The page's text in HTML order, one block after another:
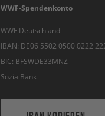
WWF-Spendenkonto
WWF Deutschland
IBAN: DE06 5502 0500 0222
BIC: BFSWDE33MNZ
SozialBank